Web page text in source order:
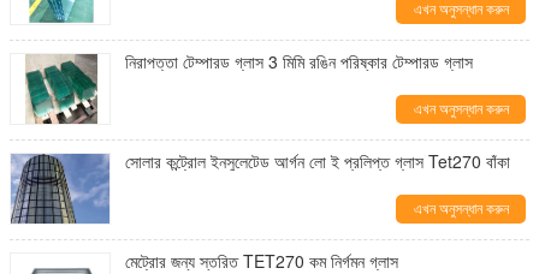
এখন অনুসন্ধান করুন
নিরাপত্তা টেম্পারড গ্লাস 3 মিমি রঙিন পরিষ্কার টেম্পারড গ্লাস
এখন অনুসন্ধান করুন
সোলার কন্ট্রোল ইনসুলেটেড আর্গন লো ই প্রলিপ্ত গ্লাস Tet270 বাঁকা
এখন অনুসন্ধান করুন
মেট্রোর জন্য স্তরিত TET270 কম নির্গমন গ্লাস